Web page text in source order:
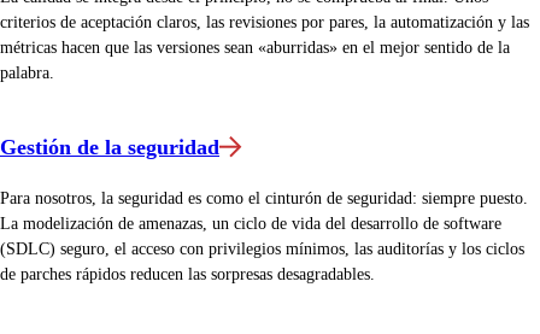
criterios de aceptación claros, las revisiones por pares, la automatización y las
métricas hacen que las versiones sean «aburridas» en el mejor sentido de la
palabra.
Gestión de la seguridad
Para nosotros, la seguridad es como el cinturón de seguridad: siempre puesto.
La modelización de amenazas, un ciclo de vida del desarrollo de software
(SDLC) seguro, el acceso con privilegios mínimos, las auditorías y los ciclos
de parches rápidos reducen las sorpresas desagradables.